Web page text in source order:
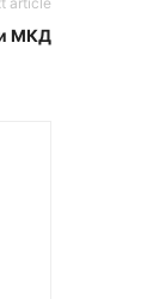
МКД